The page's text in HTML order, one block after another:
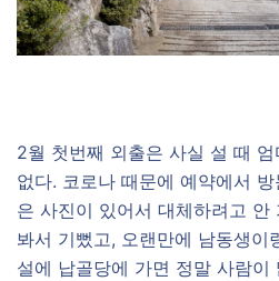
2월 첫번째 외출은 사실 설 때
없다. 코로나 때문에 예약에서
은 사진이 있어서 대체하려고 안
봐서 기뻤고, 오랜만에 남동생이
설에 납골당에 가면 정말 사람이